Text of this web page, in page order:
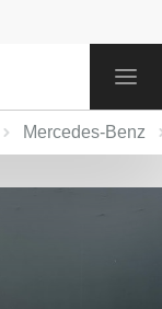
Mercedes‑Benz